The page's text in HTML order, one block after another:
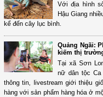
Với địa hình
Hậu Giang
kể đến cây lục bình.
Quảng Ngãi:
kiếm thị
Tại xã Sơn
nữ dân tộc Ca
thông tin, livestream giới thiệu
hàng với sản phẩm hàng hóa ở